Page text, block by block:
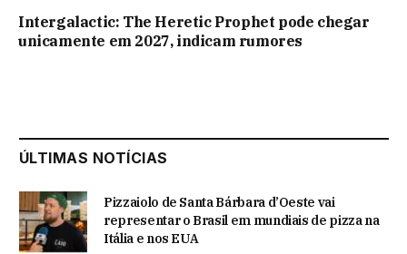
Intergalactic: The Heretic Prophet pode chegar
unicamente em 2027, indicam rumores
ÚLTIMAS NOTÍCIAS
Pizzaiolo de Santa Bárbara d’Oeste vai
representar o Brasil em mundiais de pizza na
Itália e nos EUA